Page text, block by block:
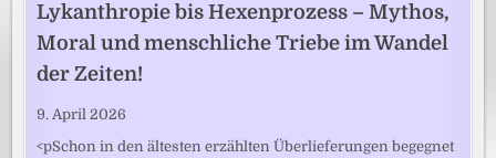
Lykanthropie bis Hexenprozess – Mythos,
Moral und menschliche Triebe im Wandel
der Zeiten!
9. April 2026
<pSchon in den ältesten erzählten Überlieferungen begegnet